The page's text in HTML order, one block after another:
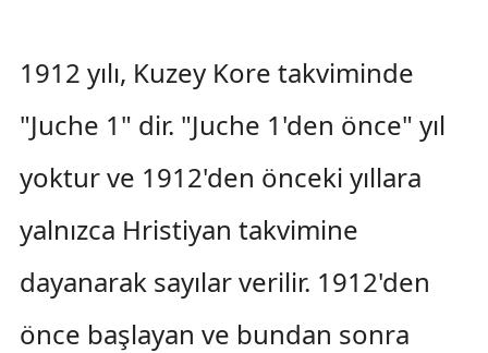
1912 yılı, Kuzey Kore takviminde
"Juche 1" dir. "Juche 1'den önce" yıl
yoktur ve 1912'den önceki yıllara
yalnızca Hristiyan takvimine
dayanarak sayılar verilir. 1912'den
önce başlayan ve bundan sonra